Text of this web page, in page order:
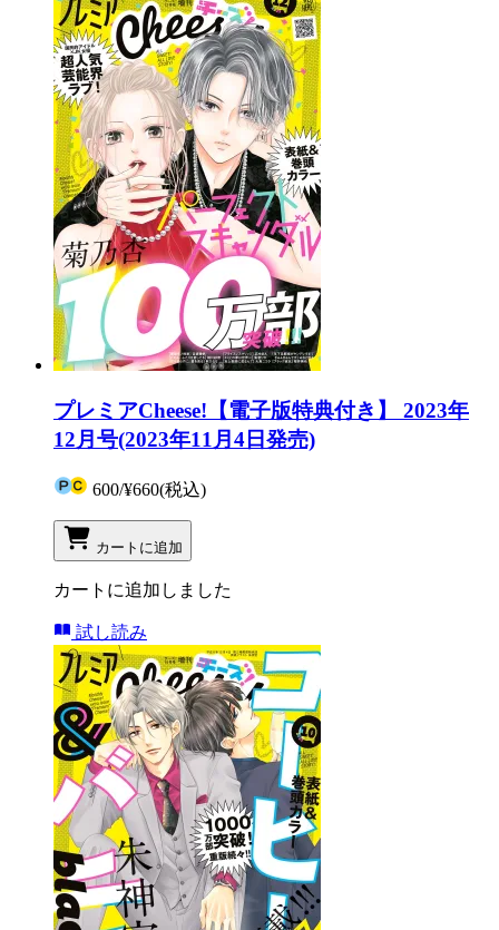
プレミアCheese!【電子版特典付き】 2023年
12月号(2023年11月4日発売)
600/¥660(税込)
カートに追加
カートに追加しました
試し読み